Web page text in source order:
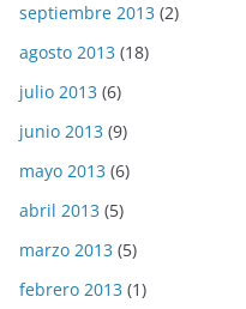
septiembre 2013 (2)
agosto 2013 (18)
julio 2013 (6)
junio 2013 (9)
mayo 2013 (6)
abril 2013 (5)
marzo 2013 (5)
febrero 2013 (1)